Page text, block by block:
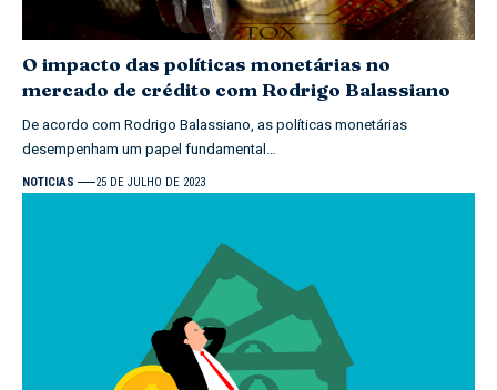
O impacto das políticas monetárias no
mercado de crédito com Rodrigo Balassiano
De acordo com Rodrigo Balassiano, as políticas monetárias
desempenham um papel fundamental…
NOTICIAS 25 DE JULHO DE 2023